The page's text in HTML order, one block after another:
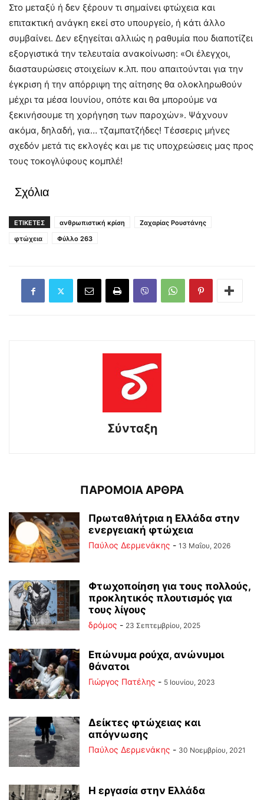
Στο μεταξύ ή δεν ξέρουν τι σημαίνει φτώχεια και
επιτακτική ανάγκη εκεί στο υπουργείο, ή κάτι άλλο
συμβαίνει. Δεν εξηγείται αλλιώς η ραθυμία που διαποτίζει
εξοργιστικά την τελευταία ανακοίνωση: «Οι έλεγχοι,
διασταυρώσεις στοιχείων κ.λπ. που απαιτούνται για την
έγκριση ή την απόρριψη της αίτησης θα ολοκληρωθούν
μέχρι τα μέσα Ιουνίου, οπότε και θα μπορούμε να
ξεκινήσουμε τη χορήγηση των παροχών». Ψάχνουν
ακόμα, δηλαδή, για… τζαμπατζήδες! Τέσσερις μήνες
σχεδόν μετά τις εκλογές και με τις υποχρεώσεις μας προς
τους τοκογλύφους κομπλέ!
Σχόλια
ΕΤΙΚΕΤΕΣ ανθρωπιστική κρίση
Ζαχαρίας Ρουστάνης
φτώχεια
Φύλλο 263
Σύνταξη
ΠΑΡΟΜΟΙΑ ΑΡΘΡΑ
Πρωταθλήτρια η Ελλάδα στην
ενεργειακή φτώχεια
Παύλος Δερμενάκης - 13 Μαΐου, 2026
Φτωχοποίηση για τους πολλούς,
προκλητικός πλουτισμός για
τους λίγους
δρόμος - 23 Σεπτεμβρίου, 2025
Επώνυμα ρούχα, ανώνυμοι
θάνατοι
Γιώργος Πατέλης - 5 Ιουνίου, 2023
Δείκτες φτώχειας και
απόγνωσης
Παύλος Δερμενάκης - 30 Νοεμβρίου, 2021
Η εργασία στην Ελλάδα